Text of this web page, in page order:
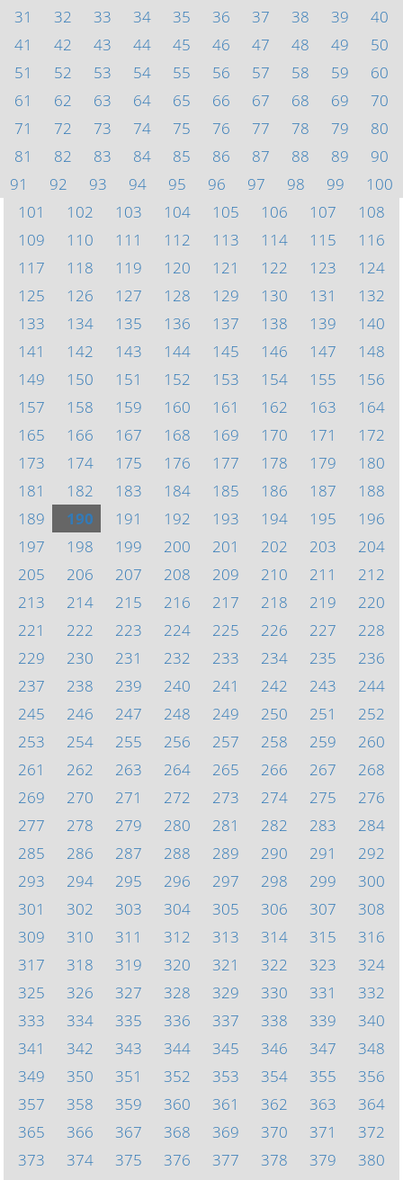
31
32 33 34 35 36 37 38 39
40
41
42 43 44 45 46 47 48 49
50
51
52 53 54 55 56 57 58 59
60
61
62 63 64 65 66 67 68 69
70
71
72 73 74 75 76 77 78 79
80
81
82 83 84 85 86 87 88 89
90
91
92 93 94 95 96 97 98 99
100
101
102 103 104 105 106 107
108
109
110 111 112 113 114 115
116
117
118 119 120 121 122 123
124
125
126 127 128 129 130 131
132
133
134 135 136 137 138 139
140
141
142 143 144 145 146 147
148
149
150 151 152 153 154 155
156
157
158 159 160 161 162 163
164
165
166 167 168 169 170 171
172
173
174 175 176 177 178 179
180
181
182 183 184 185 186 187
188
189
190 191 192 193 194 195
196
197
198 199 200 201 202 203
204
205
206 207 208 209 210 211
212
213
214 215 216 217 218 219
220
221
222 223 224 225 226 227
228
229
230 231 232 233 234 235
236
237
238 239 240 241 242 243
244
245
246 247 248 249 250 251
252
253
254 255 256 257 258 259
260
261
262 263 264 265 266 267
268
269
270 271 272 273 274 275
276
277
278 279 280 281 282 283
284
285
286 287 288 289 290 291
292
293
294 295 296 297 298 299
300
301
302 303 304 305 306 307
308
309
310 311 312 313 314 315
316
317
318 319 320 321 322 323
324
325
326 327 328 329 330 331
332
333
334 335 336 337 338 339
340
341
342 343 344 345 346 347
348
349
350 351 352 353 354 355
356
357
358 359 360 361 362 363
364
365
366 367 368 369 370 371
372
373
374 375 376 377 378 379
380